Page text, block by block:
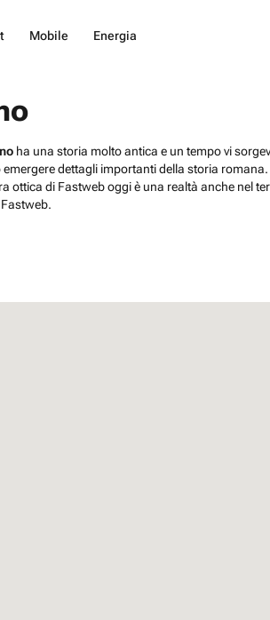
Mobile Energia
ha una storia molto antica e un tempo vi
dettagli importanti della storia
ottica di Fastweb oggi è una realtà anche nel